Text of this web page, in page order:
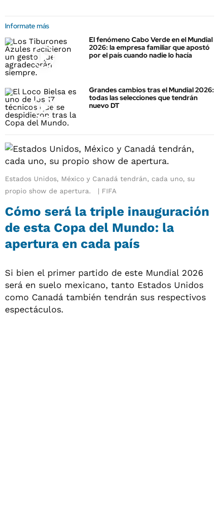
Informate más
El fenómeno Cabo Verde en el Mundial
2026: la empresa familiar que apostó
por el país cuando nadie lo hacía
Grandes cambios tras el Mundial 2026:
todas las selecciones que tendrán
nuevo DT
Estados Unidos, México y Canadá tendrán, cada uno, su
propio show de apertura.
FIFA
Cómo será la triple inauguración
de esta Copa del Mundo: la
apertura en cada país
Si bien el primer partido de este Mundial 2026
será en suelo mexicano, tanto Estados Unidos
como Canadá también tendrán sus respectivos
espectáculos.